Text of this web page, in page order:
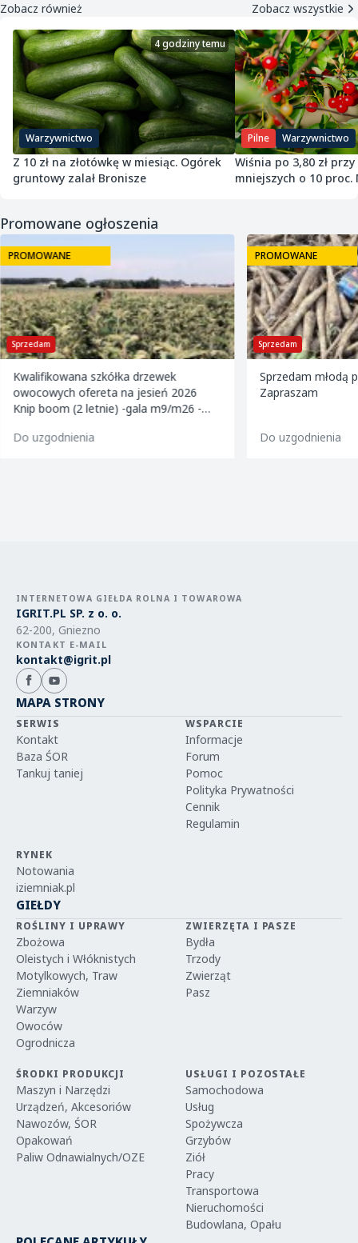
Zobacz również Zobacz wszystkie
Warzywnictwo
4 godziny temu
Z 10 zł na złotówkę w miesiąc. Ogórek
gruntowy zalał Bronisze
Pilne Warzywnictwo
Wiśnia po 3,80 zł
mniejszych o 10 proc.
Promowane ogłoszenia
Sprzedam
PROMOWANE
Kwalifikowana szkółka drzewek
owocowych ofereta na jesień 2026
Knip boom (2 letnie) -gala m9/m26 -
m9 -paulared m9/m2
Do uzgodnienia
Sprzedam
PROMOWANE
Sprzedam młodą
Zapraszam
Do uzgodnienia
INTERNETOWA GIEŁDA ROLNA I TOWAROWA
IGRIT.PL SP. z o. o.
62-200, Gniezno
KONTAKT E-MAIL
kontakt@igrit.pl
MAPA STRONY
SERWIS
Kontakt
Baza ŚOR
Tankuj taniej
WSPARCIE
Informacje
Forum
Pomoc
Polityka Prywatności
Cennik
Regulamin
RYNEK
Notowania
iziemniak.pl
GIEŁDY
ROŚLINY I UPRAWY
Zbożowa
Oleistych i Włóknistych
Motylkowych, Traw
Ziemniaków
Warzyw
Owoców
Ogrodnicza
ZWIERZĘTA I PASZE
Bydła
Trzody
Zwierząt
Pasz
ŚRODKI PRODUKCJI
Maszyn i Narzędzi
Urządzeń, Akcesoriów
Nawozów, ŚOR
Opakowań
Paliw Odnawialnych/OZE
USŁUGI I POZOSTAŁE
Samochodowa
Usług
Spożywcza
Grzybów
Ziół
Pracy
Transportowa
Nieruchomości
Budowlana, Opału